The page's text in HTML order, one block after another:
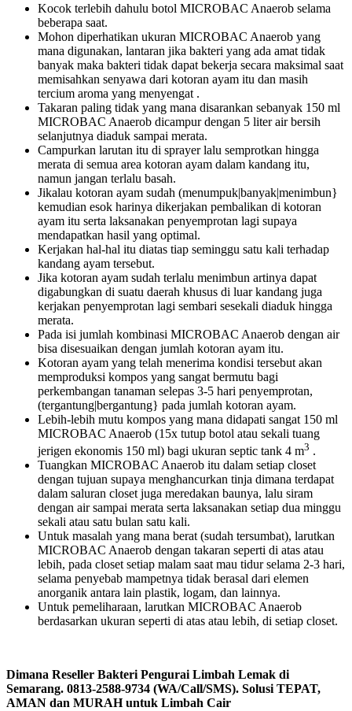
Kocok terlebih dahulu botol MICROBAC Anaerob selama
beberapa saat.
Mohon diperhatikan ukuran MICROBAC Anaerob yang
mana digunakan, lantaran jika bakteri yang ada amat tidak
banyak maka bakteri tidak dapat bekerja secara maksimal saat
memisahkan senyawa dari kotoran ayam itu dan masih
tercium aroma yang menyengat .
Takaran paling tidak yang mana disarankan sebanyak 150 ml
MICROBAC Anaerob dicampur dengan 5 liter air bersih
selanjutnya diaduk sampai merata.
Campurkan larutan itu di sprayer lalu semprotkan hingga
merata di semua area kotoran ayam dalam kandang itu,
namun jangan terlalu basah.
Jikalau kotoran ayam sudah (menumpuk|banyak|menimbun}
kemudian esok harinya dikerjakan pembalikan di kotoran
ayam itu serta laksanakan penyemprotan lagi supaya
mendapatkan hasil yang optimal.
Kerjakan hal-hal itu diatas tiap seminggu satu kali terhadap
kandang ayam tersebut.
Jika kotoran ayam sudah terlalu menimbun artinya dapat
digabungkan di suatu daerah khusus di luar kandang juga
kerjakan penyemprotan lagi sembari sesekali diaduk hingga
merata.
Pada isi jumlah kombinasi MICROBAC Anaerob dengan air
bisa disesuaikan dengan jumlah kotoran ayam itu.
Kotoran ayam yang telah menerima kondisi tersebut akan
memproduksi kompos yang sangat bermutu bagi
perkembangan tanaman selepas 3-5 hari penyemprotan,
(tergantung|bergantung} pada jumlah kotoran ayam.
Lebih-lebih mutu kompos yang mana didapati sangat 150 ml
MICROBAC Anaerob (15x tutup botol atau sekali tuang
jerigen ekonomis 150 ml) bagi ukuran septic tank 4 m3 .
Tuangkan MICROBAC Anaerob itu dalam setiap closet
dengan tujuan supaya menghancurkan tinja dimana terdapat
dalam saluran closet juga meredakan baunya, lalu siram
dengan air sampai merata serta laksanakan setiap dua minggu
sekali atau satu bulan satu kali.
Untuk masalah yang mana berat (sudah tersumbat), larutkan
MICROBAC Anaerob dengan takaran seperti di atas atau
lebih, pada closet setiap malam saat mau tidur selama 2-3 hari,
selama penyebab mampetnya tidak berasal dari elemen
anorganik antara lain plastik, logam, dan lainnya.
Untuk pemeliharaan, larutkan MICROBAC Anaerob
berdasarkan ukuran seperti di atas atau lebih, di setiap closet.
Dimana Reseller Bakteri Pengurai Limbah Lemak di
Semarang. 0813-2588-9734 (WA/Call/SMS). Solusi TEPAT,
AMAN dan MURAH untuk Limbah Cair